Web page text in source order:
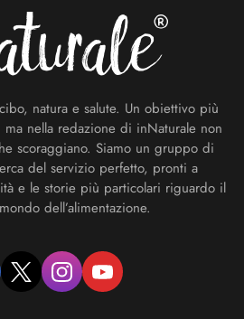
natura e salute. Un obiettivo più
nella redazione di inNaturale non
scoraggiano. Siamo un gruppo di
del servizio perfetto, pronti a
e le storie più particolari riguardo il
dell’alimentazione.
twitter instagramyoutube